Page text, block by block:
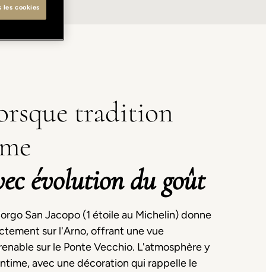
tradition
évolution du goût
San Jacopo (1 étoile au Michelin) donne
sur l'Arno, offrant une vue
sur le Ponte Vecchio. L'atmosphère y
avec une décoration qui rappelle le
les cookies